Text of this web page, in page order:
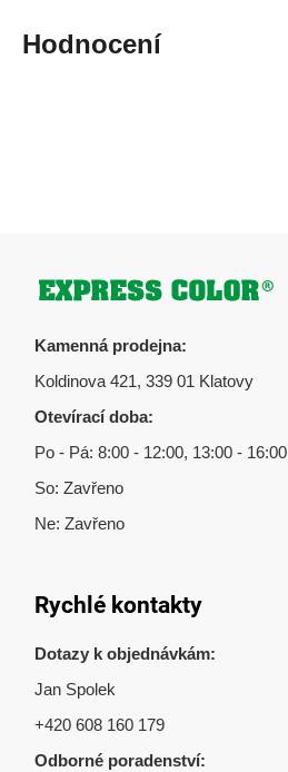
Hodnocení
Zápatí
Kamenná prodejna:
Koldinova 421, 339 01 Klatovy
Otevírací doba:
Po - Pá: 8:00 - 12:00, 13:00 - 16:00
So: Zavřeno
Ne: Zavřeno
Rychlé kontakty
Dotazy k objednávkám:
Jan Spolek
+420 608 160 179
Odborné poradenství: